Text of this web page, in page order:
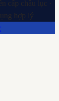
cấp châu lục ·
hợp lý